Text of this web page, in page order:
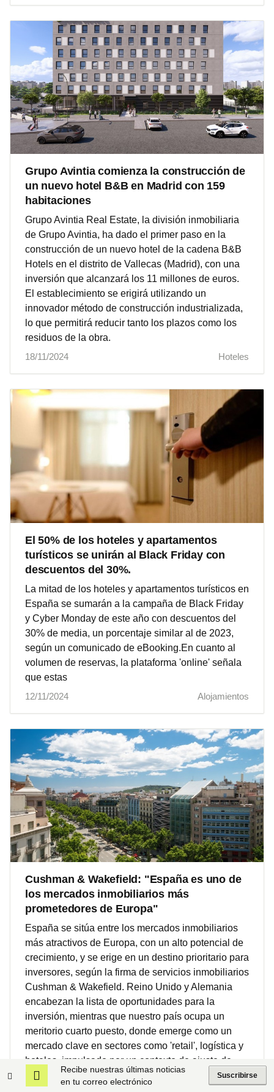
Grupo Avintia comienza la construcción de
un nuevo hotel B&B en Madrid con 159
habitaciones
Grupo Avintia Real Estate, la división inmobiliaria
de Grupo Avintia, ha dado el primer paso en la
construcción de un nuevo hotel de la cadena B&B
Hotels en el distrito de Vallecas (Madrid), con una
inversión que alcanzará los 11 millones de euros.
El establecimiento se erigirá utilizando un
innovador método de construcción industrializada,
lo que permitirá reducir tanto los plazos como los
residuos de la obra.
18/11/2024
Hoteles
El 50% de los hoteles y apartamentos
turísticos se unirán al Black Friday con
descuentos del 30%.
La mitad de los hoteles y apartamentos turísticos en
España se sumarán a la campaña de Black Friday
y Cyber Monday de este año con descuentos del
30% de media, un porcentaje similar al de 2023,
según un comunicado de eBooking.En cuanto al
volumen de reservas, la plataforma 'online' señala
que estas
12/11/2024
Alojamientos
Cushman & Wakefield: "España es uno de
los mercados inmobiliarios más
prometedores de Europa"
España se sitúa entre los mercados inmobiliarios
más atractivos de Europa, con un alto potencial de
crecimiento, y se erige en un destino prioritario para
inversores, según la firma de servicios inmobiliarios
Cushman & Wakefield. Reino Unido y Alemania
encabezan la lista de oportunidades para la
inversión, mientras que nuestro país ocupa un
meritorio cuarto puesto, donde emerge como un
mercado clave en sectores como 'retail', logística y
hoteles, impulsado por un contexto de ajuste de
precios favorable y un entorno macroeconómico
Recibe nuestras últimas noticias
en tu correo electrónico
Suscribirse